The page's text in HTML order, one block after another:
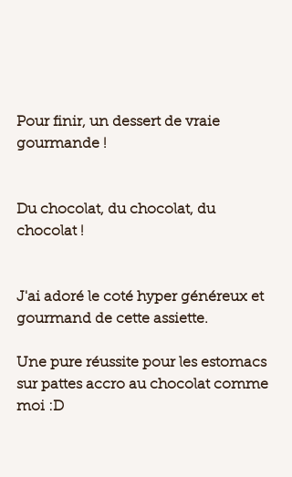
Pour finir, un dessert de vraie
gourmande !
Du chocolat, du chocolat, du
chocolat !
J'ai adoré le coté hyper généreux et
gourmand de cette assiette.
Une pure réussite pour les estomacs
sur pattes accro au chocolat comme
moi :D